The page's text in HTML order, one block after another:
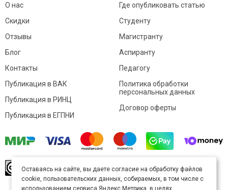
О нас
Скидки
Отзывы
Блог
Контакты
Где опубликовать статью
Студенту
Магистранту
Аспиранту
Педагогу
Публикация в ВАК
Публикация в РИНЦ
Публикация в ЕГПНИ
Политика обработки
персональных данных
Договор оферты
произведение доступно полицензии Creative
Commons «Attribution» («Атрибуция») 4.0
Непортированная.
Оставаясь на сайте, вы даете согласие на обработку файлов
cookie, пользовательских данных, собираемых, в том числе с
использованием сервиса Яндекс.Метрика, в целях